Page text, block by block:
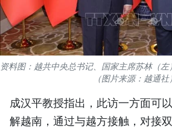
多功能媒体
图表新闻
图库
视频
资料图：越共中央总书记、国家主席苏林（左
（图片来源：越通社）
成汉平教授指出，此访一方面可
解越南，通过与越方接触，对接